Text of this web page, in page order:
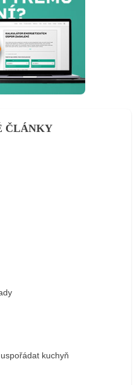
ČLÁNKY
kuchyň